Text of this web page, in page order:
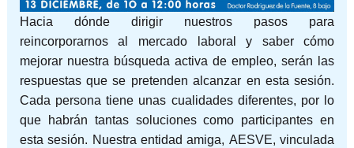
Hacia dónde dirigir nuestros pasos para
reincorporarnos al mercado laboral y saber cómo
mejorar nuestra búsqueda activa de empleo, serán las
respuestas que se pretenden alcanzar en esta sesión.
Cada persona tiene unas cualidades diferentes, por lo
que habrán tantas soluciones como participantes en
esta sesión. Nuestra entidad amiga, AESVE, vinculada